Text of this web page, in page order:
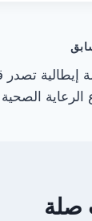
إيطالية تصدر
الرعاية الصحية
صلة